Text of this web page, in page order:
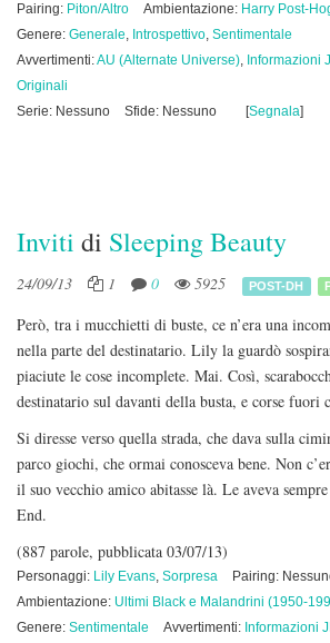
Pairing: Piton/Altro Ambientazione: Harry Post-
Genere: Generale, Introspettivo, Sentimentale
Avvertimenti:AU (Alternate Universe), Informazioni
Originali
Serie: Nessuno
Sfide: Nessuno [Segnala]
Inviti di Sleeping Beauty
24/09/13 1 0 5925 POST-DH
Però, tra i mucchietti di buste, ce n’era una
nella parte del destinatario. Lily la guardò
piaciute le cose incomplete. Mai. Così,
destinatario sul davanti della busta, e corse fuori
Si diresse verso quella strada, che dava sulla
parco giochi, che ormai conosceva bene. Non
il suo vecchio amico abitasse là. Le aveva
End.
(887 parole, pubblicata 03/07/13)
Personaggi: Lily Evans, Sorpresa
Pairing:
Ambientazione: Ultimi Black e Malandrini (1950-
Genere: Sentimentale Avvertimenti: Informazioni